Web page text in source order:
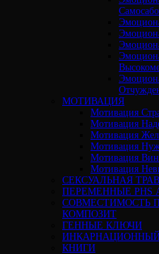
МОТИВАЦИЯ
Мотивация
Мотивация
Мотивация
Мотивация
Мотивация
Мотивация
СЕКСУАЛЬНАЯ
ПЕРЕМЕННЫЕ PHS
CОВМЕСТИМОСТЬ
КОМПОЗИТ
ГЕННЫЕ КЛЮЧИ
КНИГИ